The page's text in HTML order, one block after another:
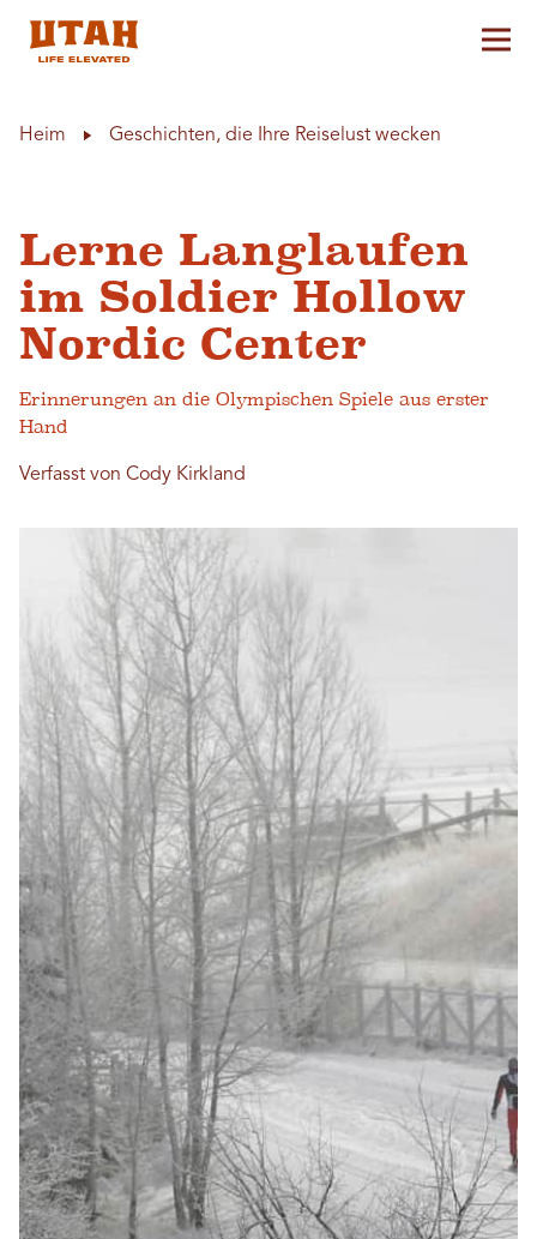
Heim Geschichten, die Ihre Reiselust wecken
Lerne Langlaufen
im Soldier Hollow
Nordic Center
Erinnerungen an die Olympischen Spiele aus erster
Hand
Verfasst von Cody Kirkland